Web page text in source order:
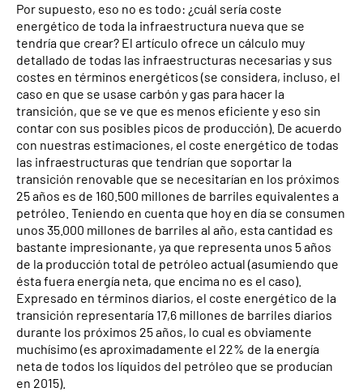
Por supuesto, eso no es todo: ¿cuál sería coste
energético de toda la infraestructura nueva que se
tendría que crear? El artículo ofrece un cálculo muy
detallado de todas las infraestructuras necesarias y sus
costes en términos energéticos (se considera, incluso, el
caso en que se usase carbón y gas para hacer la
transición, que se ve que es menos eficiente y eso sin
contar con sus posibles picos de producción). De acuerdo
con nuestras estimaciones, el coste energético de todas
las infraestructuras que tendrían que soportar la
transición renovable que se necesitarían en los próximos
25 años es de 160.500 millones de barriles equivalentes a
petróleo. Teniendo en cuenta que hoy en día se consumen
unos 35.000 millones de barriles al año, esta cantidad es
bastante impresionante, ya que representa unos 5 años
de la producción total de petróleo actual (asumiendo que
ésta fuera energía neta, que encima no es el caso).
Expresado en términos diarios, el coste energético de la
transición representaría 17,6 millones de barriles diarios
durante los próximos 25 años, lo cual es obviamente
muchísimo (es aproximadamente el 22% de la energía
neta de todos los líquidos del petróleo que se producían
en 2015).